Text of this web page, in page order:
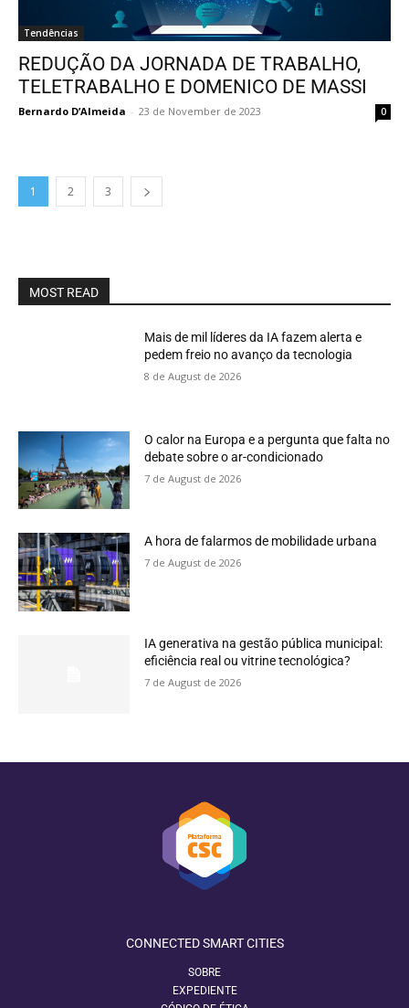
Tendências
REDUÇÃO DA JORNADA DE TRABALHO,
TELETRABALHO E DOMENICO DE MASSI
Bernardo D’Almeida - 23 de November de 2023 0
1 2 3
MOST READ
Mais de mil líderes da IA fazem alerta e
pedem freio no avanço da tecnologia
8 de August de 2026
O calor na Europa e a pergunta que falta no
debate sobre o ar-condicionado
7 de August de 2026
A hora de falarmos de mobilidade urbana
7 de August de 2026
IA generativa na gestão pública municipal:
eficiência real ou vitrine tecnológica?
7 de August de 2026
CONNECTED SMART CITIES
SOBRE
EXPEDIENTE